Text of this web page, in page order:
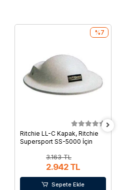
Ritchie LL-C Kapak, Ritchie
Supersport SS-5000 İçin
3.163 TL
2.942 TL
%7
Sepete Ekle